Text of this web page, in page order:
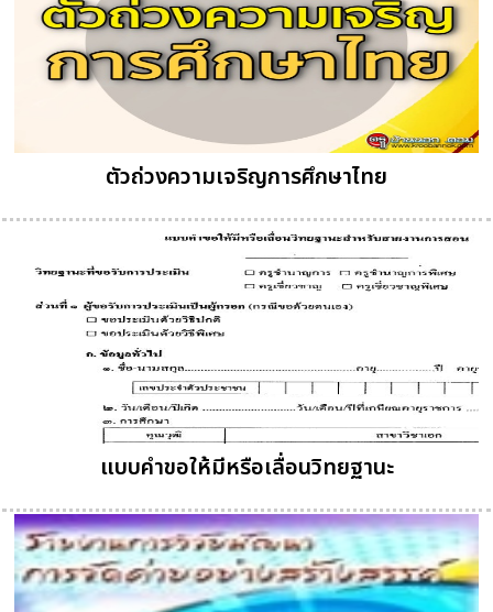
ตัวถ่วงความเจริญการศึกษาไทย
แบบคำขอให้มีหรือเลื่อนวิทยฐานะ